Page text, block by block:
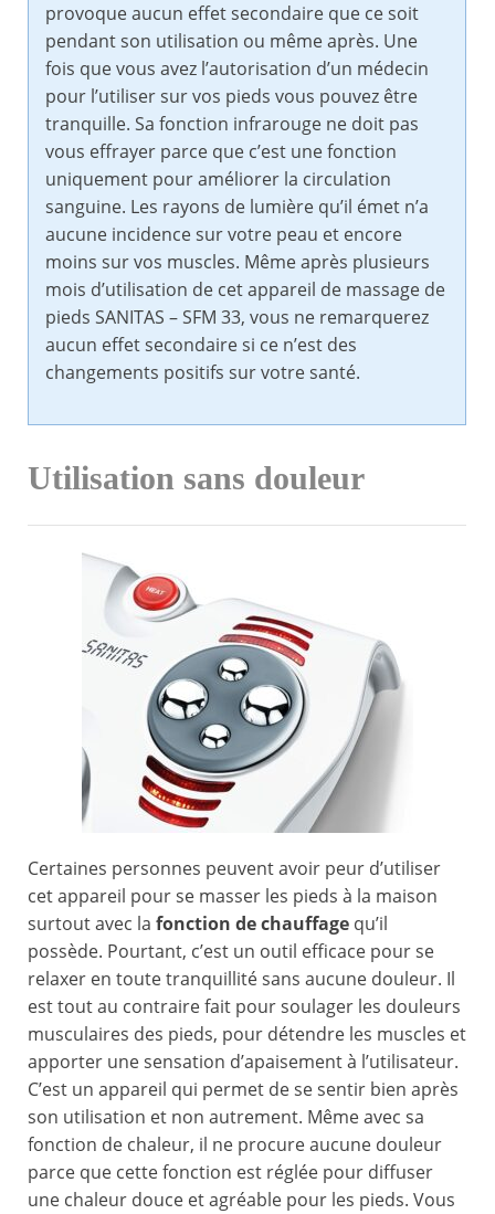
provoque aucun effet secondaire que ce soit
pendant son utilisation ou même après. Une
fois que vous avez l’autorisation d’un médecin
pour l’utiliser sur vos pieds vous pouvez être
tranquille. Sa fonction infrarouge ne doit pas
vous effrayer parce que c’est une fonction
uniquement pour améliorer la circulation
sanguine. Les rayons de lumière qu’il émet n’a
aucune incidence sur votre peau et encore
moins sur vos muscles. Même après plusieurs
mois d’utilisation de cet appareil de massage de
pieds SANITAS – SFM 33, vous ne remarquerez
aucun effet secondaire si ce n’est des
changements positifs sur votre santé.
Utilisation sans douleur
Certaines personnes peuvent avoir peur d’utiliser
cet appareil pour se masser les pieds à la maison
surtout avec la fonction de chauffage qu’il
possède. Pourtant, c’est un outil efficace pour se
relaxer en toute tranquillité sans aucune douleur. Il
est tout au contraire fait pour soulager les douleurs
musculaires des pieds, pour détendre les muscles et
apporter une sensation d’apaisement à l’utilisateur.
C’est un appareil qui permet de se sentir bien après
son utilisation et non autrement. Même avec sa
fonction de chaleur, il ne procure aucune douleur
parce que cette fonction est réglée pour diffuser
une chaleur douce et agréable pour les pieds. Vous